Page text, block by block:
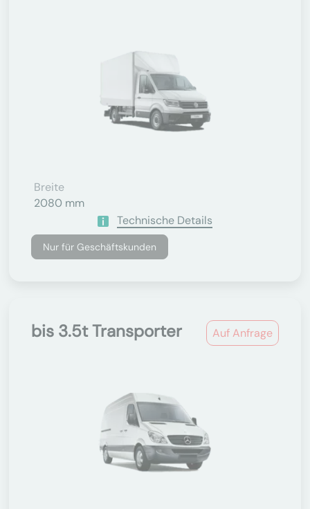
Breite
2080 mm
Technische Details
Nur für Geschäftskunden
Auf Anfrage
bis 3.5t Transporter